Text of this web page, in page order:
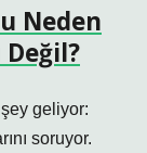
Neden
Değil?
geliyor:
soruyor.